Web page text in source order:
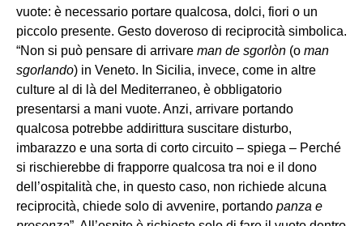
vuote: è necessario portare qualcosa, dolci, fiori o un
piccolo presente. Gesto doveroso di reciprocità simbolica.
“Non si può pensare di arrivare man de sgorlòn (o man
sgorlando) in Veneto. In Sicilia, invece, come in altre
culture al di là del Mediterraneo, è obbligatorio
presentarsi a mani vuote. Anzi, arrivare portando
qualcosa potrebbe addirittura suscitare disturbo,
imbarazzo e una sorta di corto circuito – spiega – Perché
si rischierebbe di frapporre qualcosa tra noi e il dono
dell’ospitalità che, in questo caso, non richiede alcuna
reciprocità, chiede solo di avvenire, portando panza e